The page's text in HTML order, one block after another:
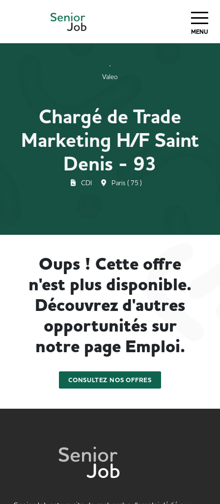
MENU
Valeo
Chargé de Trade
Marketing H/F Saint
Denis - 93
CDI Paris ( 75 )
Oups ! Cette offre
n'est plus disponible.
Découvrez d'autres
opportunités sur
notre page Emploi.
CONSULTEZ NOS OFFRES